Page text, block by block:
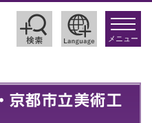
toggle
メニュー
京都市立美術工